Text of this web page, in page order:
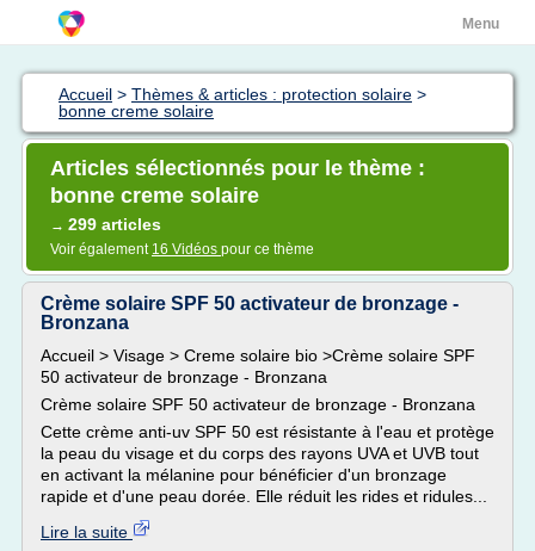
Menu
Accueil > Thèmes & articles : protection solaire >
bonne creme solaire
Articles sélectionnés pour le thème :
bonne creme solaire
→ 299 articles
Voir également 16 Vidéos pour ce thème
Crème solaire SPF 50 activateur de bronzage -
Bronzana
Accueil > Visage > Creme solaire bio >Crème solaire SPF
50 activateur de bronzage - Bronzana
Crème solaire SPF 50 activateur de bronzage - Bronzana
Cette crème anti-uv SPF 50 est résistante à l'eau et protège
la peau du visage et du corps des rayons UVA et UVB tout
en activant la mélanine pour bénéficier d'un bronzage
rapide et d'une peau dorée. Elle réduit les rides et ridules...
Lire la suite